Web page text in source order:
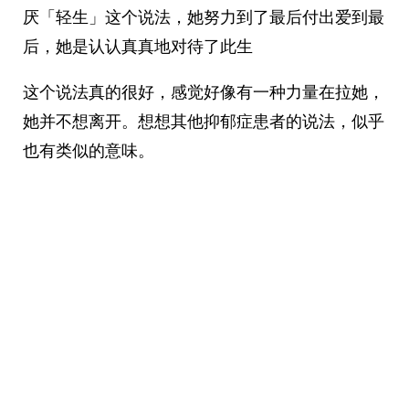
厌「轻生」这个说法，她努力到了最后付出爱到最
后，她是认认真真地对待了此生 ​​​
这个说法真的很好，感觉好像有一种力量在拉她，
她并不想离开。想想其他抑郁症患者的说法，似乎
也有类似的意味。